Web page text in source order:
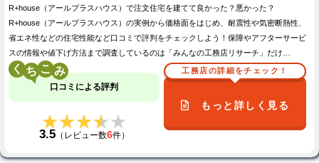
R+house（アールプラスハウス）で注文住宅を建てて良かった？悪かった？
R+house（アールプラスハウス）の実例から価格面をはじめ、耐震性や気密断熱性、
省エネ性などの住宅性能など口コミで評判をチェックしよう！保障やアフターサービ
スの情報や値下げ方法まで調査しているのは「みんなの工務店リサーチ」だけ…
く こ
口コミによる評判
★★★★★
★★★★★
3.5（レビュー数6件）
工務店の詳細をチェック！
もっと詳しく見る